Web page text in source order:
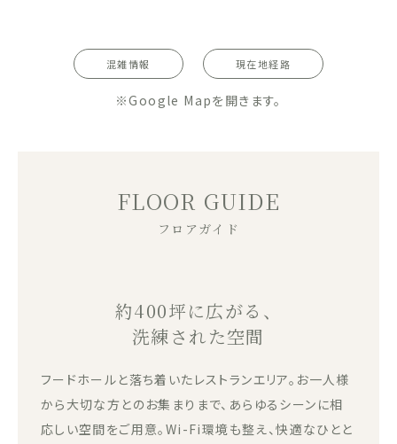
混雑情報 現在地経路
※Google Mapを開きます。
FLOOR GUIDE
フロアガイド
約400坪に広がる、
洗練された空間
フードホールと落ち着いたレストランエリア。お一人様
から大切な方とのお集まりまで、あらゆるシーンに相
応しい空間をご用意。Wi-Fi環境も整え、快適なひとと